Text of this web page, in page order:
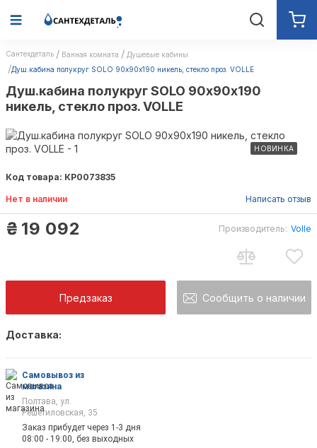
Сантехдеталь Ванная комната
Душевые кабины
Душ.кабина полукруг SOLO 90х90х190 никель, стекло проз. VOLLE
Душ.кабина полукруг SOLO 90х90х190
никель, стекло проз. VOLLE
НОВИНКА
Код товара: КР0073835
Нет в наличии Написать отзыв
₴ 19 092 Производитель: Volle
Предзаказ Сообщить о наличии
Доставка:
Самовывоз из
магазина
Полтава, ул.
Решетиловская, 35
Заказ прибудет через 1-3 дня
08:00 - 19:00, без выходных